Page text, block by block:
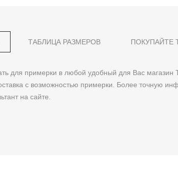
для примерки в любой удобный для Вас
с возможностью примерки. Более
на сайте.
ТАБЛИЦА РАЗМЕРОВ ПОКУПАЙТЕ